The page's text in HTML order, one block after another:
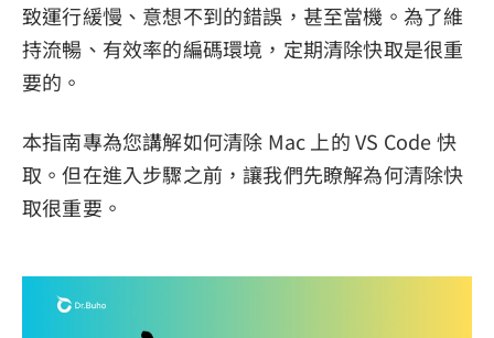
致運行緩慢、意想不到的錯誤，甚至當機。為了維
持流暢、有效率的編碼環境，定期清除快取是很重
要的。
本指南專為您講解如何清除 Mac 上的 VS Code 快
取。但在進入步驟之前，讓我們先瞭解為何清除快
取很重要。